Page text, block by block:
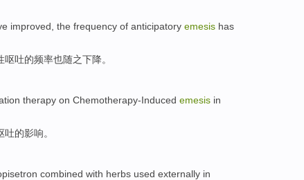
improved, the frequency of anticipatory emesis has
呕吐的频率也随之下降。
therapy on Chemotherapy-Induced emesis in
吐的影响。
combined with herbs used externally in